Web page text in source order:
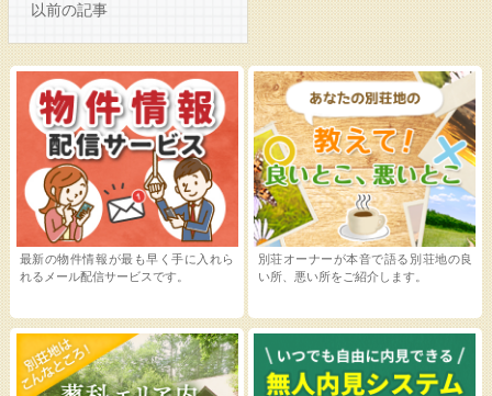
以前の記事
最新の物件情報が最も早く手に入れら
れるメール配信サービスです。
別荘オーナーが本音で語る別荘地の良
い所、悪い所をご紹介します。